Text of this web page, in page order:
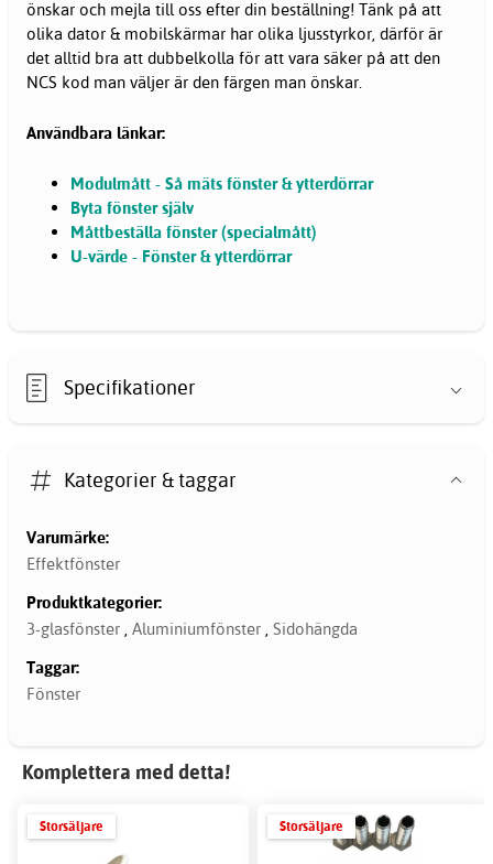
önskar och mejla till oss efter din beställning! Tänk på att
olika dator & mobilskärmar har olika ljusstyrkor, därför är
det alltid bra att dubbelkolla för att vara säker på att den
NCS kod man väljer är den färgen man önskar.
Användbara länkar:
Modulmått - Så mäts fönster & ytterdörrar
Byta fönster själv
Måttbeställa fönster (specialmått)
U-värde - Fönster & ytterdörrar
Specifikationer
Kategorier & taggar
Varumärke:
Effektfönster
Produktkategorier:
3-glasfönster Aluminiumfönster Sidohängda
Taggar:
Fönster
Komplettera med detta!
Storsäljare Storsäljare